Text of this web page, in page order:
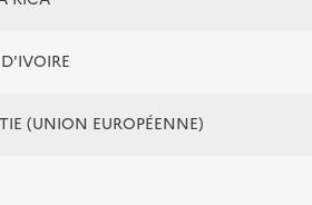
(UNION EUROPÉENNE)